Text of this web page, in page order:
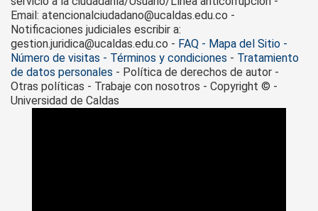
Email: atencionalciudadano@ucaldas.edu.co -
Notificaciones judiciales escribir a:
gestion.juridica@ucaldas.edu.co - FAQ - Mapa del Sitio -
Número de visitas - Términos y condiciones - Tratamiento
de datos personales - Política de derechos de autor -
Otras políticas - Trabaje con nosotros - Copyright © -
Universidad de Caldas